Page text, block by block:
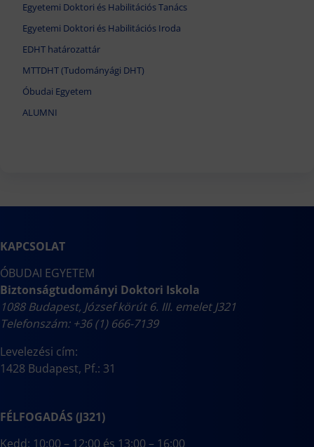
Egyetemi Doktori és Habilitációs Tanács
Egyetemi Doktori és Habilitációs Iroda
EDHT határozattár
MTTDHT (Tudományági DHT)
Óbudai Egyetem
ALUMNI
KAPCSOLAT
ÓBUDAI EGYETEM
Biztonságtudományi Doktori Iskola
1088 Budapest, József körút 6. III. emelet J321
Telefonszám: +36 (1) 666-7139
Levelezési cím:
1428 Budapest, Pf.: 31
FÉLFOGADÁS (J321)
Kedd: 10:00 – 12:00 és 13:00 – 16:00